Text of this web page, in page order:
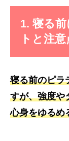
1. 寝る
トと注意
寝る前のピラ
すが、強度や
心身をゆるめ